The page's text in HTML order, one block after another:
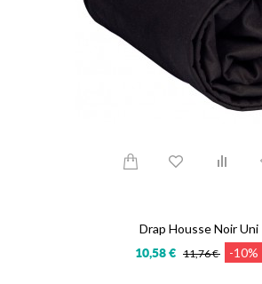
Drap Housse Noir Uni
10,58 € 11,76 € -10%